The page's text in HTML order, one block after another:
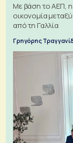
Με βάση το ΑΕΠ, η
οικονομία
από τη Γαλλία
Γρηγόρης